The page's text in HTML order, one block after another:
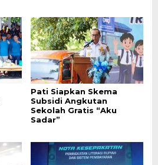
Pati Siapkan Skema
Subsidi Angkutan
Sekolah Gratis “Aku
Sadar”